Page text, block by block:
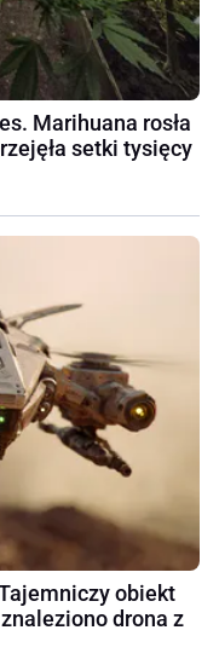
Marihuana rosła
setki tysięcy
obiekt
drona z